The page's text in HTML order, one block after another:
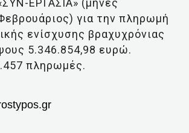
ΕΡΓΑΣΙΑ» (μήνες
για την πληρωμή
ενίσχυσης βραχυχρόνιας
5.346.854,98 ευρώ.
πληρωμές.